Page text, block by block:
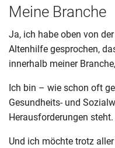
Meine Branche
Ja, ich habe oben von
Altenhilfe gesprochen,
innerhalb meiner
Ich bin – wie schon oft
Gesundheits- und
Herausforderungen steht.
Und ich möchte trotz